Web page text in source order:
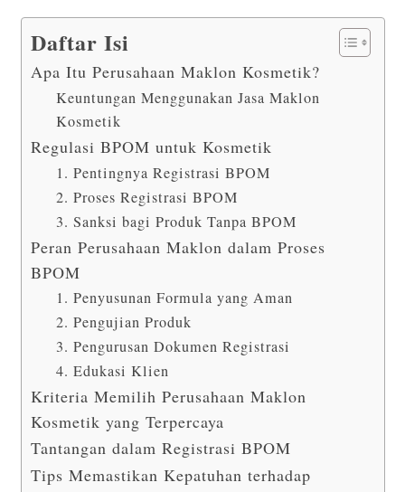
Daftar Isi
Apa Itu Perusahaan Maklon Kosmetik?
Keuntungan Menggunakan Jasa Maklon
Kosmetik
Regulasi BPOM untuk Kosmetik
1. Pentingnya Registrasi BPOM
2. Proses Registrasi BPOM
3. Sanksi bagi Produk Tanpa BPOM
Peran Perusahaan Maklon dalam Proses
BPOM
1. Penyusunan Formula yang Aman
2. Pengujian Produk
3. Pengurusan Dokumen Registrasi
4. Edukasi Klien
Kriteria Memilih Perusahaan Maklon
Kosmetik yang Terpercaya
Tantangan dalam Registrasi BPOM
Tips Memastikan Kepatuhan terhadap